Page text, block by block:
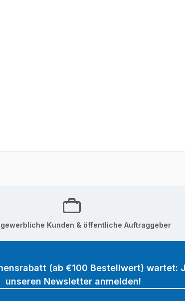
Kunden & öffentliche Auftraggeber
(ab €100 Bestellwert) wartet:
unseren Newsletter anmelden!